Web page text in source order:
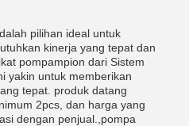
pilihan ideal untuk
kinerja yang tepat dan
pompampion dari Sistem
yakin untuk memberikan
tepat. produk datang
2pcs, dan harga yang
dengan penjual.,pompa